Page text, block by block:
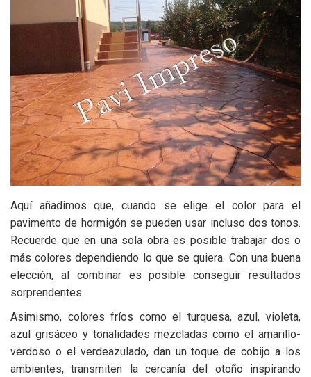
Aquí añadimos que, cuando se elige el color para el
pavimento de hormigón se pueden usar incluso dos tonos.
Recuerde que en una sola obra es posible trabajar dos o
más colores dependiendo lo que se quiera. Con una buena
elección, al combinar es posible conseguir resultados
sorprendentes.
Asimismo, colores fríos como el turquesa, azul, violeta,
azul grisáceo y tonalidades mezcladas como el amarillo-
verdoso o el verdeazulado, dan un toque de cobijo a los
ambientes, transmiten la cercanía del otoño inspirando